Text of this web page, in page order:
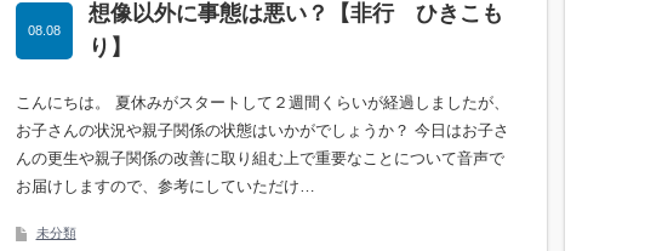
想像以外に事態は悪い？【非行 ひきこも
り】
08.08
こんにちは。 夏休みがスタートして２週間くらいが経過しましたが、
お子さんの状況や親子関係の状態はいかがでしょうか？ 今日はお子さ
んの更生や親子関係の改善に取り組む上で重要なことについて音声で
お届けしますので、参考にしていただけ…
未分類